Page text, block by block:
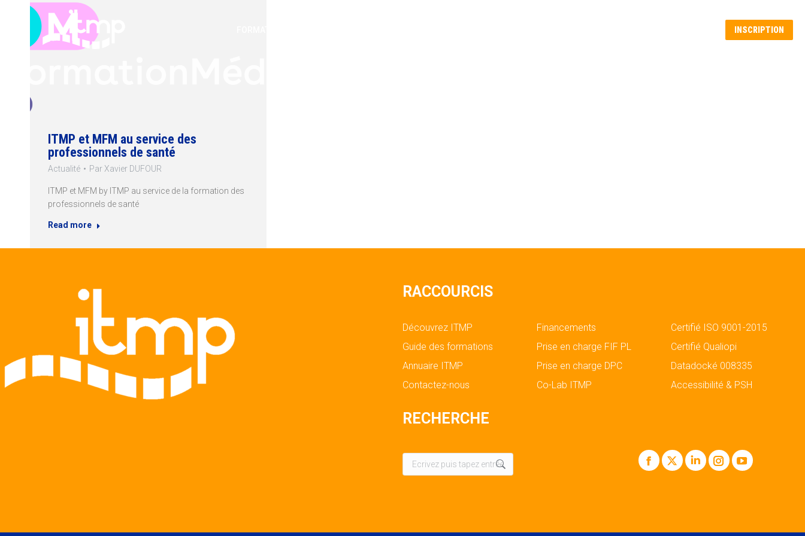
RechercheINSCRIPTION
ITMP et MFM au service des
professionnels de santé
Actualité ParXavier DUFOUR
ITMP et MFM by ITMP au service de la formation des
professionnels de santé
Read more
RACCOURCIS
Découvrez ITMP
Guide des formations
Annuaire ITMP
Contactez-nous
Financements
Prise en charge FIF PL
Prise en charge DPC
Co-Lab ITMP
Certifié ISO 9001-2015
Certifié Qualiopi
Datadocké 008335
Accessibilité & PSH
RECHERCHE
Recherche
:
Facebook
X LinkedInInstagramYouTube